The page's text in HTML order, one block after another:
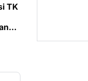
TK